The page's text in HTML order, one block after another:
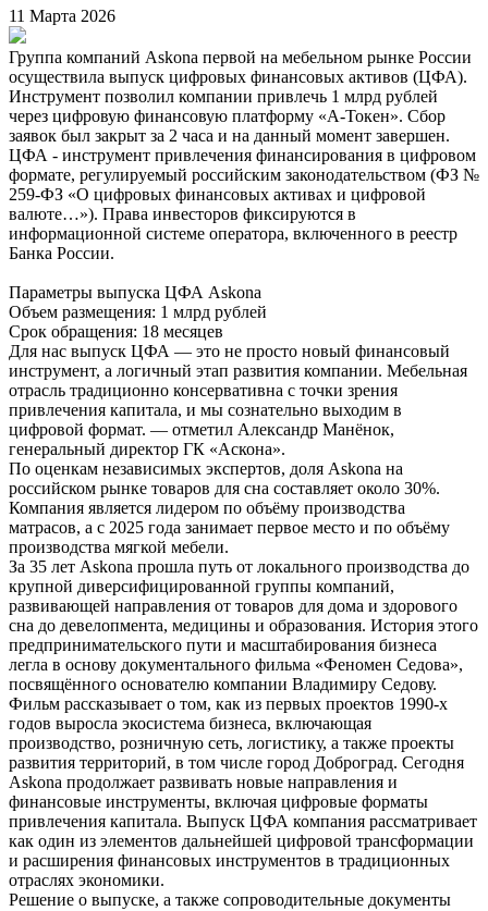
11 Марта 2026
Группа компаний Askona первой на мебельном рынке России
осуществила выпуск цифровых финансовых активов (ЦФА).
Инструмент позволил компании привлечь 1 млрд рублей
через цифровую финансовую платформу «А-Токен». Сбор
заявок был закрыт за 2 часа и на данный момент завершен.
ЦФА - инструмент привлечения финансирования в цифровом
формате, регулируемый российским законодательством (ФЗ №
259-ФЗ «О цифровых финансовых активах и цифровой
валюте…»). Права инвесторов фиксируются в
информационной системе оператора, включенного в реестр
Банка России.
Параметры выпуска ЦФА Askonа
Объем размещения: 1 млрд рублей
Срок обращения: 18 месяцев
Для нас выпуск ЦФА — это не просто новый финансовый
инструмент, а логичный этап развития компании. Мебельная
отрасль традиционно консервативна с точки зрения
привлечения капитала, и мы сознательно выходим в
цифровой формат. — отметил Александр Манёнок,
генеральный директор ГК «Аскона».
По оценкам независимых экспертов, доля Askona на
российском рынке товаров для сна составляет около 30%.
Компания является лидером по объёму производства
матрасов, а с 2025 года занимает первое место и по объёму
производства мягкой мебели.
За 35 лет Askona прошла путь от локального производства до
крупной диверсифицированной группы компаний,
развивающей направления от товаров для дома и здорового
сна до девелопмента, медицины и образования. История этого
предпринимательского пути и масштабирования бизнеса
легла в основу документального фильма «Феномен Седова»,
посвящённого основателю компании Владимиру Седову.
Фильм рассказывает о том, как из первых проектов 1990-х
годов выросла экосистема бизнеса, включающая
производство, розничную сеть, логистику, а также проекты
развития территорий, в том числе город Доброград. Сегодня
Askona продолжает развивать новые направления и
финансовые инструменты, включая цифровые форматы
привлечения капитала. Выпуск ЦФА компания рассматривает
как один из элементов дальнейшей цифровой трансформации
и расширения финансовых инструментов в традиционных
отраслях экономики.
Решение о выпуске, а также сопроводительные документы